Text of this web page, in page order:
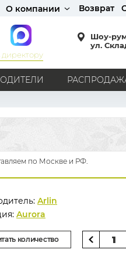
О компании Возврат
директору
Шоу-
ул.
Хай-тек
Лофт
Под кирпич
Дамаск
по Москве и РФ.
Arlin
Aurora
количество